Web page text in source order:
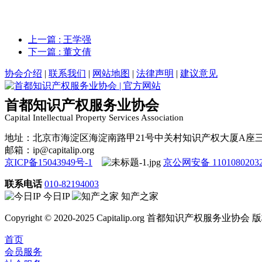
上一篇 : 王学强
下一篇 : 董文倩
协会介绍 | 联系我们 | 网站地图 | 法律声明 | 建议意见
首都知识产权服务业协会
Capital Intellectual Property Services Association
地址：北京市海淀区海淀南路甲21号中关村知识产权大厦A座
邮箱：ip@capitalip.org
京ICP备15043949号-1
京公网安备
联系电话 010-82194003
今日IP
知产之家
Copyright © 2020-2025 Capitalip.org 首都知识产权服务业协会
首页
会员服务